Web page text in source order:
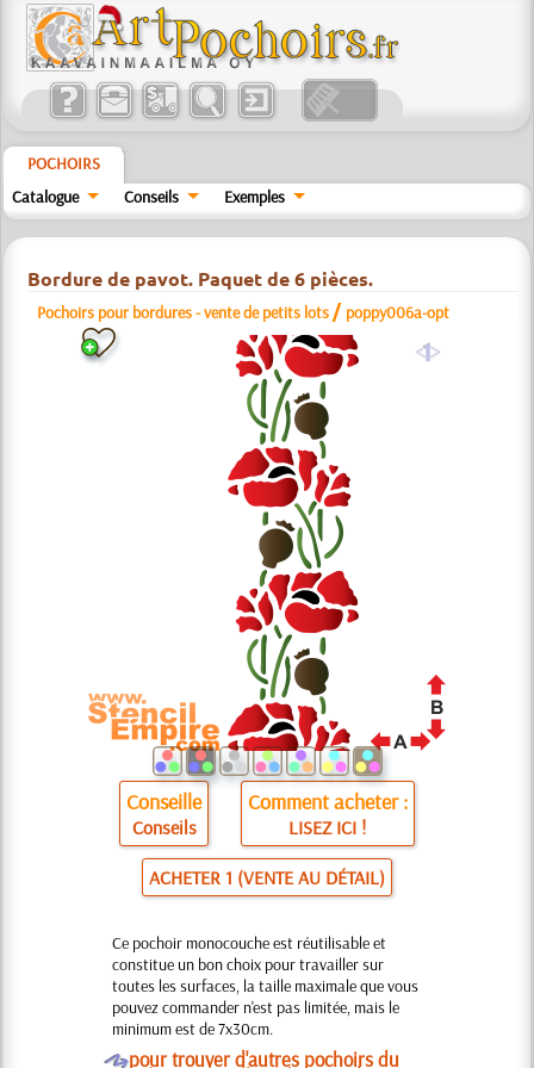
POCHOIRS
Catalogue
Conseils Exemples
Bordure de pavot. Paquet de 6 pièces.
Pochoirs pour bordures - vente de petits lots / poppy006a-opt
a
Conseille
Conseils
Comment acheter :
LISEZ ICI !
ACHETER 1 (VENTE AU DÉTAIL)
Ce pochoir monocouche est réutilisable et
constitue un bon choix pour travailler sur
toutes les surfaces, la taille maximale que vous
pouvez commander n'est pas limitée, mais le
minimum est de 7x30cm.
Opour trouver d'autres pochoirs du